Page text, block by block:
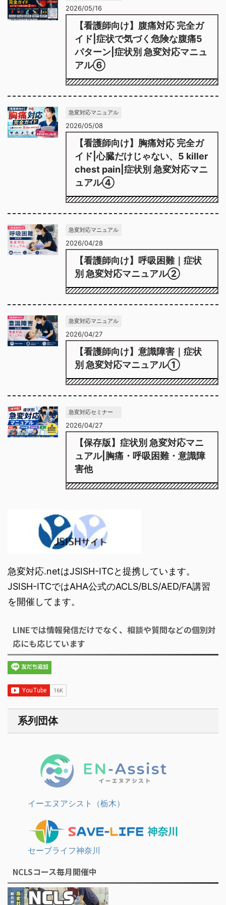
2026/05/16
【看護師向け】腹痛対応 完全ガ
イド|症状で気づく危険な腹痛5
パターン|症状別 急変対応マニュ
アル⑥
急変対応マニュアル
2026/05/08
【看護師向け】胸痛対応 完全ガ
イド|心臓だけじゃない、5 killer
chest pain|症状別 急変対応マニ
ュアル④
急変対応マニュアル
2026/04/28
【看護師向け】呼吸困難｜症状
別 急変対応マニュアル②
急変対応マニュアル
2026/04/27
【看護師向け】意識障害｜症状
別 急変対応マニュアル①
急変対応セミナー
2026/04/27
【保存版】症状別 急変対応マニ
ュアル|胸痛・呼吸困難・意識障
害他
急変対応.netはJSISH-ITCと提携しています。
JSISH-ITCではAHA公式のACLS/BLS/AED/FA講習
を開催してます。
LINEでは情報発信だけでなく、相談や質問などの個別対
応にも応じています
系列団体
イーエヌアシスト（栃木）
セーブライフ神奈川
NCLSコース毎月開催中